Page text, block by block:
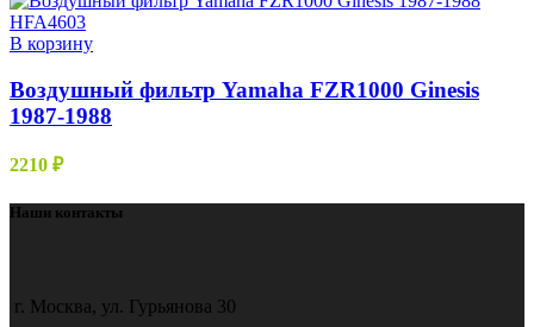
В корзину
Воздушный фильтр Yamaha FZR1000 Ginesis
1987-1988
2210 ₽
Наши контакты
г. Москва, ул. Гурьянова 30